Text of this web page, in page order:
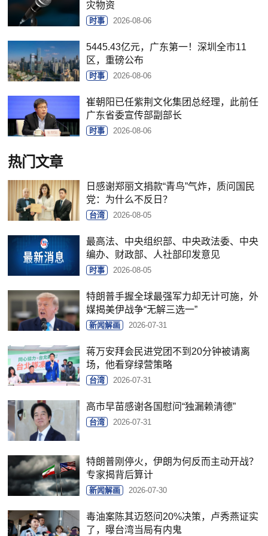
灾物资
时事 2026-08-06
5445.43亿元，广东第一！深圳全市11
区，重磅公布
时事 2026-08-06
崔朝阳已任紫荆文化集团总经理，此前任
广东省委宣传部副部长
时事 2026-08-06
热门文章
日感谢郑丽文捐款“青鸟”气炸，质问国民
党：为什么不反日？
台湾 2026-08-05
最高法、中央组织部、中央政法委、中央
编办、财政部、人社部印发意见
时事 2026-08-05
特朗普手握全球最强军力却无计可施，外
媒揭美伊战争“无解三选一”
新闻解画 2026-07-31
蒋万安拜会民进党团不到20分钟被请离
场，他看穿绿营策略
台湾 2026-07-31
高市早苗感谢各国慰问“独漏赖清德”
台湾 2026-07-31
特朗普刚停火，伊朗为何反而主动开战？
专家揭背后算计
新闻解画 2026-07-30
毒油案陈其迈怒问20%决策，卢秀燕证实
了，曝台湾当局有内鬼